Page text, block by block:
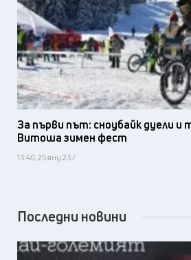
За първи път: сноубайк дуели и
Витоша зимен фест
13:40, 25 яну 23 /
Последни новини